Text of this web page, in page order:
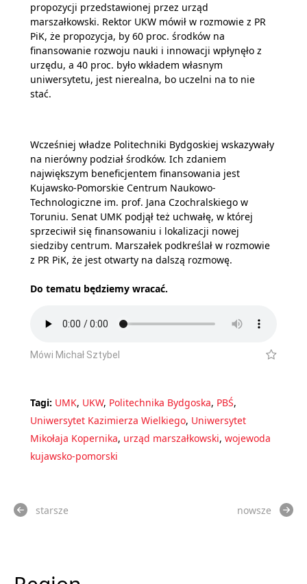
propozycji przedstawionej przez urząd
marszałkowski. Rektor UKW mówił w rozmowie z PR
PiK, że propozycja, by 60 proc. środków na
finansowanie rozwoju nauki i innowacji wpłynęło z
urzędu, a 40 proc. było wkładem własnym
uniwersytetu, jest nierealna, bo uczelni na to nie
stać.
Wcześniej władze Politechniki Bydgoskiej wskazywały
na nierówny podział środków. Ich zdaniem
największym beneficjentem finansowania jest
Kujawsko-Pomorskie Centrum Naukowo-
Technologiczne im. prof. Jana Czochralskiego w
Toruniu. Senat UMK podjął też uchwałę, w której
sprzeciwił się finansowaniu i lokalizacji nowej
siedziby centrum. Marszałek podkreślał w rozmowie
z PR PiK, że jest otwarty na dalszą rozmowę.
Do tematu będziemy wracać.
Mówi Michał Sztybel
Tagi: UMK, UKW, Politechnika Bydgoska, PBŚ,
Uniwersytet Kazimierza Wielkiego, Uniwersytet
Mikołaja Kopernika, urząd marszałkowski, wojewoda
kujawsko-pomorski
starsze nowsze